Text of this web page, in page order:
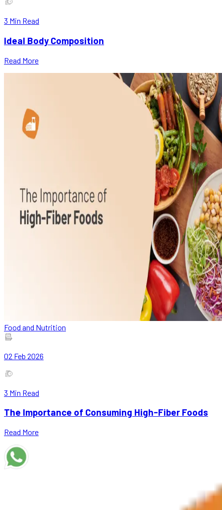
3 Min Read
Ideal Body Composition
Read More
Food and Nutrition
02 Feb 2026
3 Min Read
The Importance of Consuming High-Fiber Foods
Read More